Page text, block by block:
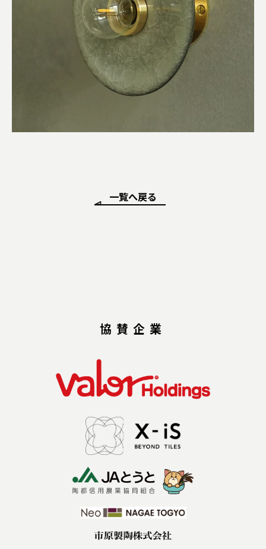
一覧へ戻る
協賛企業